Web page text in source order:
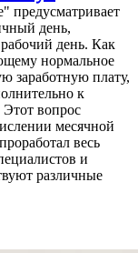
предусматривает
день,
день. Как
нормальное
заработную плату,
к
Этот вопрос
месячной
весь
и
различные